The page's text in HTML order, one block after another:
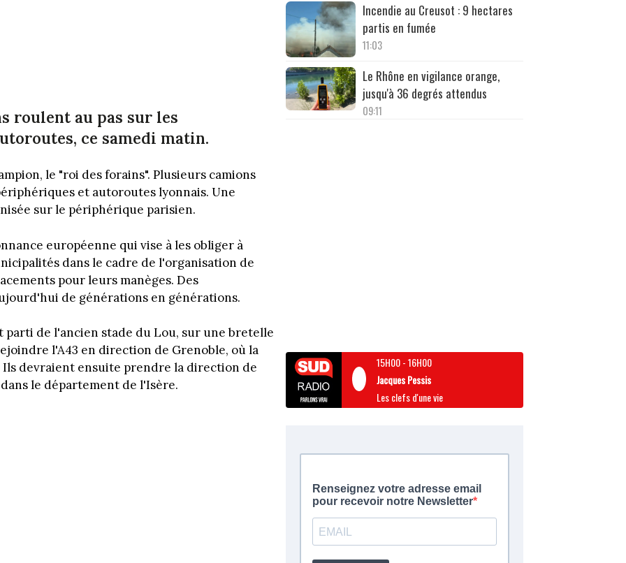
roulent au pas sur les
ce samedi matin.
le "roi des forains". Plusieurs camions
et autoroutes lyonnais. Une
sur le périphérique parisien.
européenne qui vise à les obliger à
dans le cadre de l'organisation de
pour leurs manèges. Des
de générations en générations.
de l'ancien stade du Lou, sur une bretelle
l'A43 en direction de Grenoble, où la
devraient ensuite prendre la direction de
le département de l'Isère.
Incendie au Creusot : 9 hectares
partis en fumée
11:03
Le Rhône en vigilance orange,
jusqu'à 36 degrés attendus
09:11
15H00-16H00
Jacques Pessis
Les clefs d'une vie